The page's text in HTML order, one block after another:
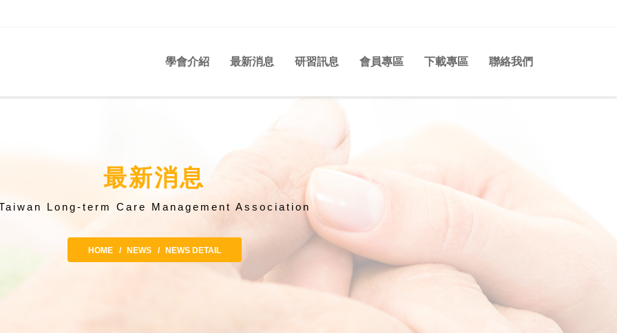
學會介紹 最新消息 研習訊息 會員專區 下載專區 聯絡我們
最新消息
Long-term Care Management Association
HOME NEWS NEWS DETAIL